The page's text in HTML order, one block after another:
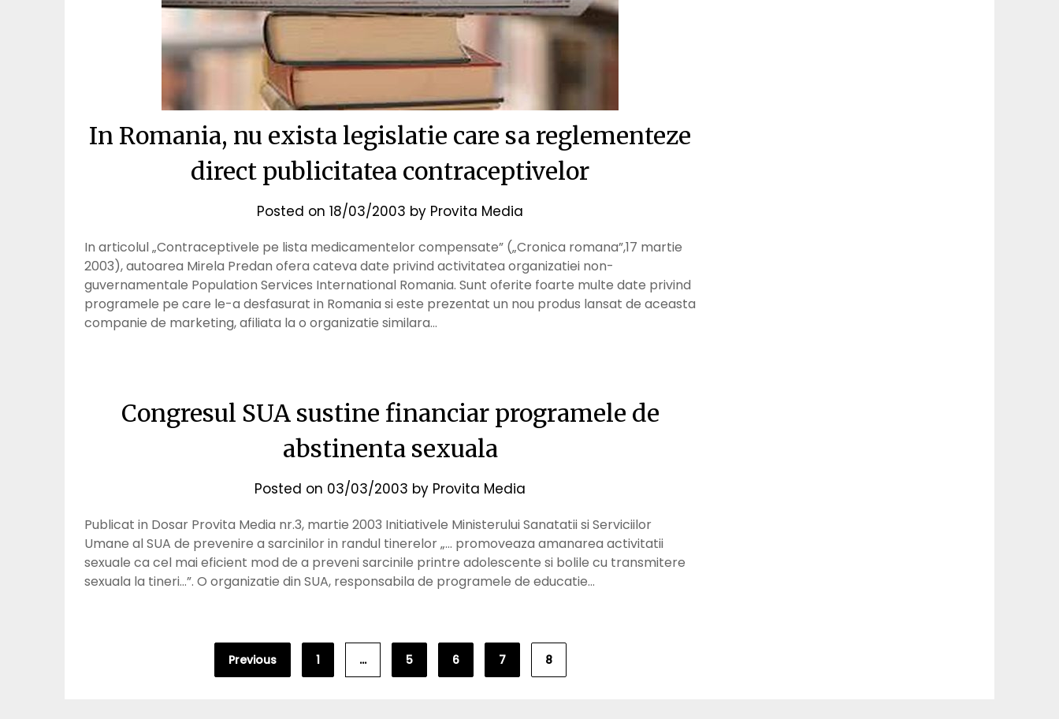
In Romania, nu exista legislatie care sa reglementeze
direct publicitatea contraceptivelor
Posted on 18/03/2003 by Provita Media
In articolul „Contraceptivele pe lista medicamentelor compensate” („Cronica romana”,17 martie
2003), autoarea Mirela Predan ofera cateva date privind activitatea organizatiei non-
guvernamentale Population Services International Romania. Sunt oferite foarte multe date privind
programele pe care le-a desfasurat in Romania si este prezentat un nou produs lansat de aceasta
companie de marketing, afiliata la o organizatie similara…
Congresul SUA sustine financiar programele de
abstinenta sexuala
Posted on 03/03/2003 by Provita Media
Publicat in Dosar Provita Media nr.3, martie 2003 Initiativele Ministerului Sanatatii si Serviciilor
Umane al SUA de prevenire a sarcinilor in randul tinerelor „… promoveaza amanarea activitatii
sexuale ca cel mai eficient mod de a preveni sarcinile printre adolescente si bolile cu transmitere
sexuala la tineri…”. O organizatie din SUA, responsabila de programele de educatie…
Previous 1 … 5 6 7 8